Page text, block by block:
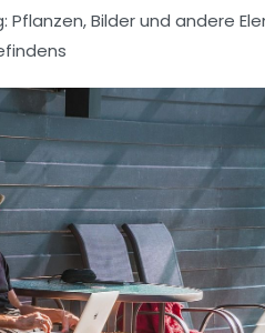
Pflanzen, Bilder und andere